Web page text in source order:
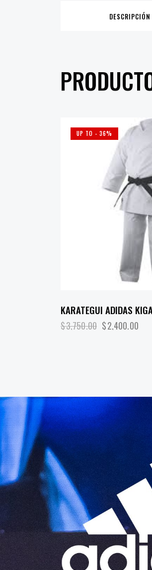
DESCRIPCIÓN
UP TO - 36%
KARATEGUI ADIDAS
$3,750.00 $2,400.00